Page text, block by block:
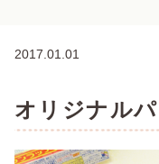
2017.01.01
オリジナル